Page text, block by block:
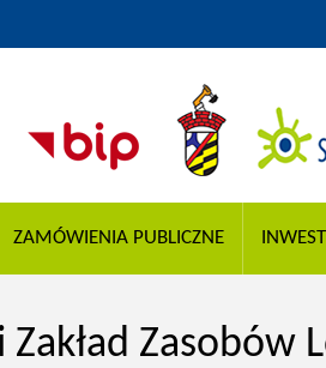
ZAMÓWIENIA PUBLICZNE
Zasobów